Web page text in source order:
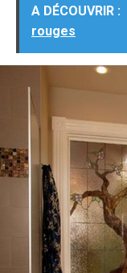
A DÉCOUVRIR :
rouges